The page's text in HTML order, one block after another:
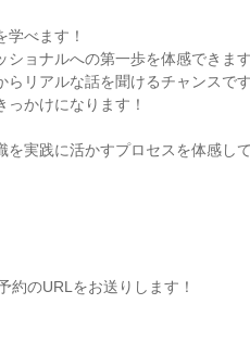
学べます！
ョナルへの第一歩を体感できます
リアルな話を聞けるチャンスです
っかけになります！
実践に活かすプロセスを体感し
約のURLをお送りします！